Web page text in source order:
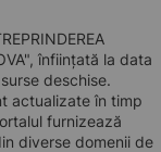
înființată la data
deschise.
actualizate în timp
furnizează
diverse domenii de